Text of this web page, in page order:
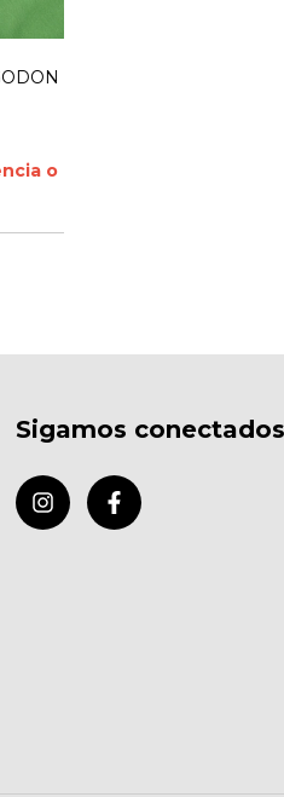
o
Sigamos conectados